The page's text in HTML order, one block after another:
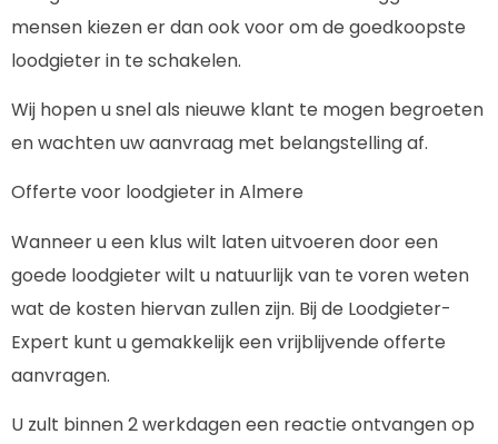
mensen kiezen er dan ook voor om de goedkoopste
loodgieter in te schakelen.
Wij hopen u snel als nieuwe klant te mogen begroeten
en wachten uw aanvraag met belangstelling af.
Offerte voor loodgieter in Almere
Wanneer u een klus wilt laten uitvoeren door een
goede loodgieter wilt u natuurlijk van te voren weten
wat de kosten hiervan zullen zijn. Bij de Loodgieter-
Expert kunt u gemakkelijk een vrijblijvende offerte
aanvragen.
U zult binnen 2 werkdagen een reactie ontvangen op